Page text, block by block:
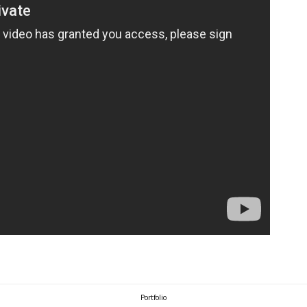
Portfolio